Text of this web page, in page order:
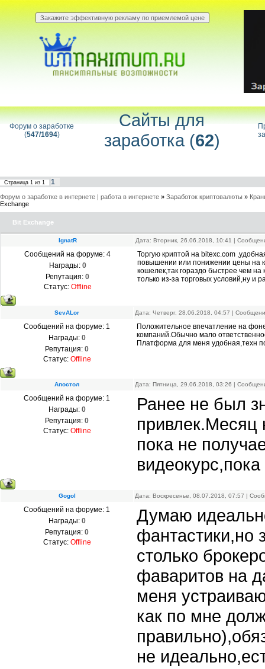
Форум о заработке
(547/1694)
Сайты для
заработка (62)
Страница 1 из 1 1
Форум о заработке в интернете | работа в интернете » Заработок криптовалюты »
Exchange
Bit Exchange
IgnatR Дата: Вторник, 26.06.2018, 10:41 |
Сообщений на форуме: 4
Награды: 0
Репутация: 0
Статус: Offline
Торгую криптой на bitexc.com
повышении или понижении цены на
кошелек,так гораздо быстрее чем
только из-за торговых условий,ну и
SevALor Дата: Четверг, 28.06.2018, 04:57 |
Сообщений на форуме: 1
Награды: 0
Репутация: 0
Статус: Offline
Положительное впечатление на
компаний.Обычно мало
Платформа для меня удобная,техн
Апостол Дата: Пятница, 29.06.2018, 03:26 |
Сообщений на форуме: 1
Награды: 0
Репутация: 0
Статус: Offline
Ранее не был
привлек.Месяц
пока не
Gogol Дата: Воскресенье, 08.07.2018, 07:57 |
Сообщений на форуме: 1
Награды: 0
Репутация: 0
Статус: Offline
Думаю
фантастики,но
столько
фаваритов на
меня
как по мне
не